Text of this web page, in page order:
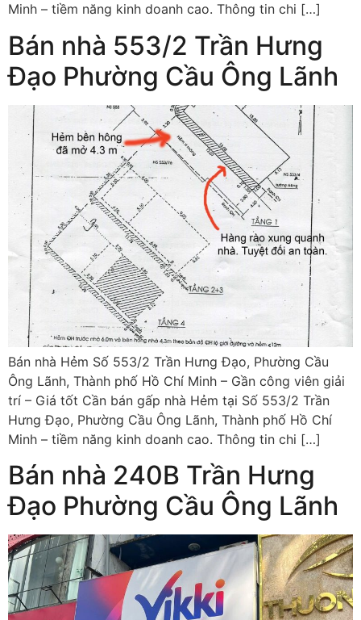
Minh – tiềm năng kinh doanh cao. Thông tin chi […]
Bán nhà 553/2 Trần Hưng
Đạo Phường Cầu Ông Lãnh
Bán nhà Hẻm Số 553/2 Trần Hưng Đạo, Phường Cầu
Ông Lãnh, Thành phố Hồ Chí Minh – Gần công viên giải
trí – Giá tốt Cần bán gấp nhà Hẻm tại Số 553/2 Trần
Hưng Đạo, Phường Cầu Ông Lãnh, Thành phố Hồ Chí
Minh – tiềm năng kinh doanh cao. Thông tin chi […]
Bán nhà 240B Trần Hưng
Đạo Phường Cầu Ông Lãnh